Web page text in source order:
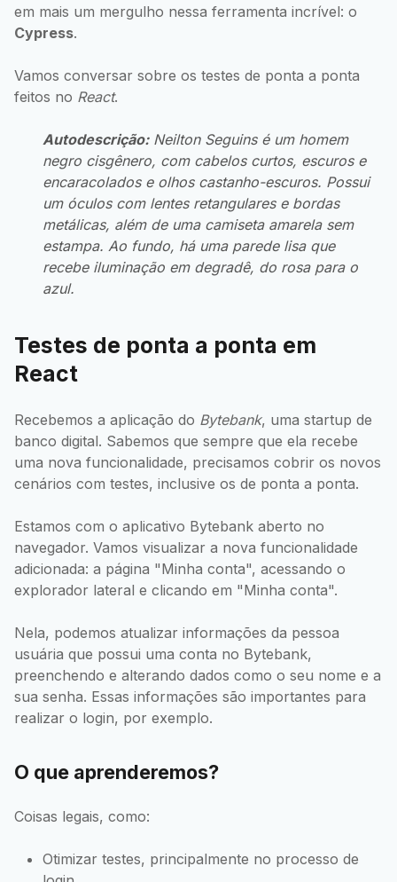
em mais um mergulho nessa ferramenta incrível: o
Cypress.
Vamos conversar sobre os testes de ponta a ponta
feitos no React.
Autodescrição:Neilton Seguins é um homem
negro cisgênero, com cabelos curtos, escuros e
encaracolados e olhos castanho-escuros. Possui
um óculos com lentes retangulares e bordas
metálicas, além de uma camiseta amarela sem
estampa. Ao fundo, há uma parede lisa que
recebe iluminação em degradê, do rosa para o
azul.
Testes de ponta a ponta em
React
Recebemos a aplicação do Bytebank, uma startup de
banco digital. Sabemos que sempre que ela recebe
uma nova funcionalidade, precisamos cobrir os novos
cenários com testes, inclusive os de ponta a ponta.
Estamos com o aplicativo Bytebank aberto no
navegador. Vamos visualizar a nova funcionalidade
adicionada: a página "Minha conta", acessando o
explorador lateral e clicando em "Minha conta".
Nela, podemos atualizar informações da pessoa
usuária que possui uma conta no Bytebank,
preenchendo e alterando dados como o seu nome e a
sua senha. Essas informações são importantes para
realizar o login, por exemplo.
O que aprenderemos?
Coisas legais, como:
Otimizar testes, principalmente no processo de